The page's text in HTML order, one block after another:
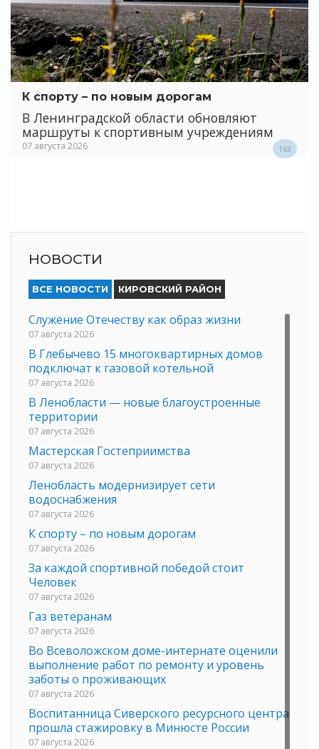
К спорту – по новым дорогам
В Ленинградской области обновляют
маршруты к спортивным учреждениям
07 августа 2026 163
НОВОСТИ
ВСЕ НОВОСТИ КИРОВСКИЙ РАЙОН
Служение Отечеству как образ жизни
07 августа 2026
В Глебычево 15 многоквартирных домов
подключат к газовой котельной
07 августа 2026
В Ленобласти — новые благоустроенные
территории
07 августа 2026
Мастерская Гостеприимства
07 августа 2026
Ленобласть модернизирует сети
водоснабжения
07 августа 2026
К спорту – по новым дорогам
07 августа 2026
За каждой спортивной победой стоит
Человек
07 августа 2026
Газ ветеранам
07 августа 2026
Во Всеволожском доме-интернате оценили
выполнение работ по ремонту и уровень
заботы о проживающих
07 августа 2026
Воспитанница Сиверского ресурсного центра
прошла стажировку в Минюсте России
07 августа 2026